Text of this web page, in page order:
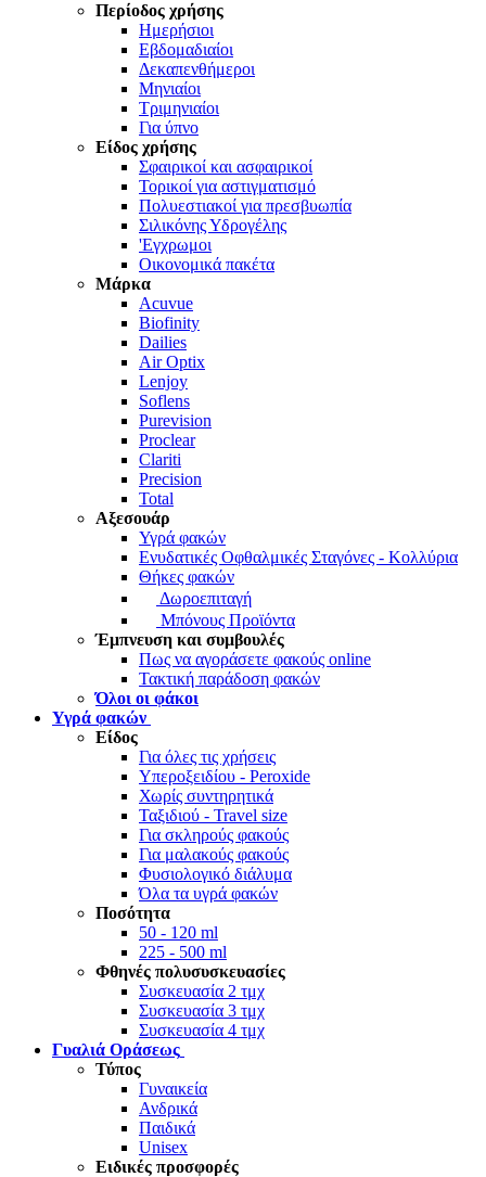
Περίοδος χρήσης
Ημερήσιοι
Εβδομαδιαίοι
Δεκαπενθήμεροι
Μηνιαίοι
Τριμηνιαίοι
Για ύπνο
Είδος χρήσης
Σφαιρικοί και ασφαιρικοί
Τορικοί για αστιγματισμό
Πολυεστιακοί για πρεσβυωπία
Σιλικόνης Υδρογέλης
'Εγχρωμοι
Οικονομικά πακέτα
Μάρκα
Acuvue
Biofinity
Dailies
Air Optix
Lenjoy
Soflens
Purevision
Proclear
Clariti
Precision
Total
Αξεσουάρ
Υγρά φακών
Ενυδατικές Οφθαλμικές Σταγόνες - Κολλύρια
Θήκες φακών
Δωροεπιταγή
Μπόνους Προϊόντα
Έμπνευση και συμβουλές
Πως να αγοράσετε φακούς online
Τακτική παράδοση φακών
Όλοι οι φάκοι
Υγρά φακών
Είδος
Για όλες τις χρήσεις
Υπεροξειδίου - Peroxide
Χωρίς συντηρητικά
Ταξιδιού - Travel size
Για σκληρούς φακούς
Για μαλακούς φακούς
Φυσιολογικό διάλυμα
Όλα τα υγρά φακών
Ποσότητα
50 - 120 ml
225 - 500 ml
Φθηνές πολυσυσκευασίες
Συσκευασία 2 τμχ
Συσκευασία 3 τμχ
Συσκευασία 4 τμχ
Γυαλιά Οράσεως
Τύπος
Γυναικεία
Ανδρικά
Παιδικά
Unisex
Ειδικές προσφορές